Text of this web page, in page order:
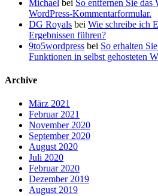
Michael bei So entfernen Sie
WordPress-Kommentarformular.
DG Royals bei Wie schreibe ich
Ergebnissen führen?
9to5wordpress bei So erhalten
Funktionen in selbst gehosteten
Archive
März 2021
Februar 2021
November 2020
September 2020
August 2020
Juli 2020
Februar 2020
Dezember 2019
August 2019